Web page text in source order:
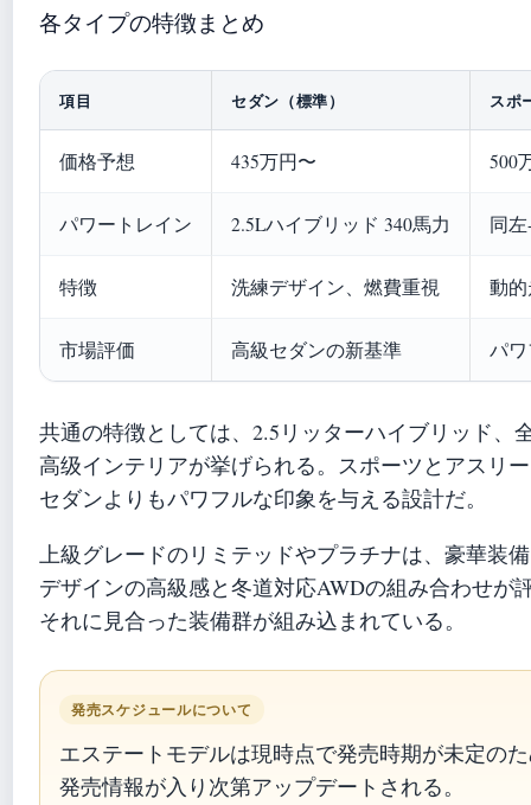
各タイプの特徴まとめ
項目 セダン（標準） スポ
価格予想 435万円〜 500
パワートレイン 2.5Lハイブリッド 340馬力 同
特徴 洗練デザイン、燃費重視 動
市場評価 高級セダンの新基準 パ
共通の特徴としては、2.5リッターハイブリッド、
高级インテリアが挙げられる。スポーツとアスリ
セダンよりもパワフルな印象を与える設計だ。
上級グレードのリミテッドやプラチナは、豪華装
デザインの高級感と冬道対応AWDの組み合わせが
それに見合った装備群が組み込まれている。
発売スケジュールについて
エステートモデルは現時点で発売時期が未定の
発売情報が入り次第アップデートされる。